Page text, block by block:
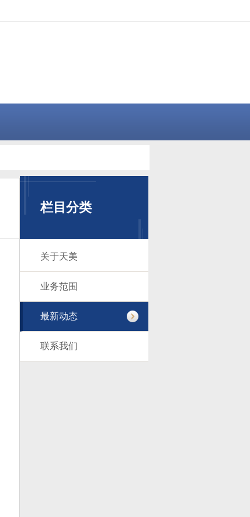
栏目分类
关于天美
业务范围
最新动态
联系我们